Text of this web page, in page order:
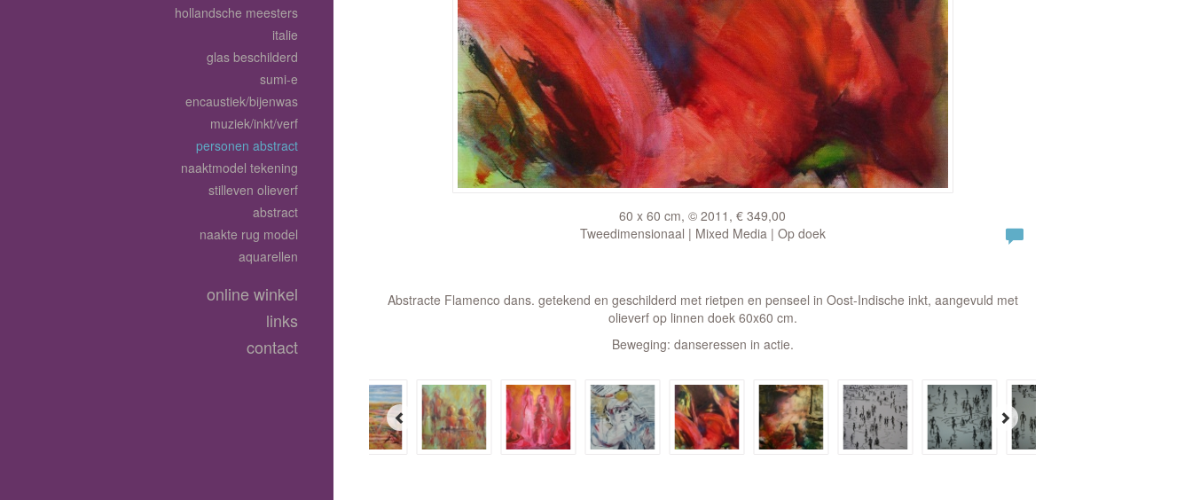
60 x 60 cm, © 2011, € 349,00
Tweedimensionaal | Mixed Media | Op doek
Abstracte Flamenco dans. getekend en geschilderd met rietpen en penseel in Oost-Indische inkt, aangevuld met
olieverf op linnen doek 60x60 cm.
Beweging: danseressen in actie.
hollandsche meesters
italie
glas beschilderd
sumi-e
encaustiek/bijenwas
muziek/inkt/verf
personen abstract
naaktmodel tekening
stilleven olieverf
abstract
naakte rug model
aquarellen
online winkel
links
contact